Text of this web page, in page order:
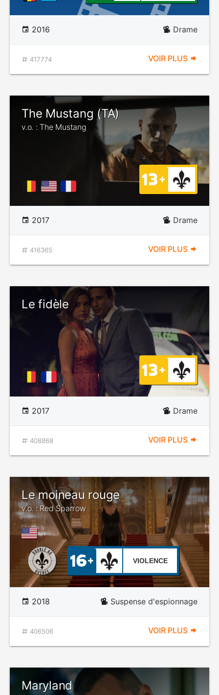
2016 Drame
417774 VOIR PLUS
The Mustang (TA)
v.o. : The Mustang
2017 Drame
416365 VOIR PLUS
Le fidèle
2017 Drame
408868 VOIR PLUS
Le moineau rouge
v.o. : Red Sparrow
VIOLENCE
2018 Suspense d'espionnage
406506 VOIR PLUS
Maryland